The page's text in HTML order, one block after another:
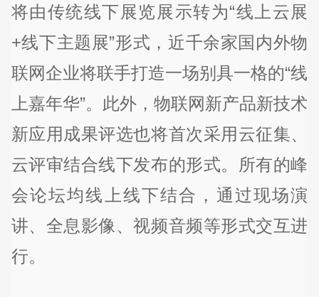
将由传统线下展览展示转为“线上云展
+线下主题展”形式，近千余家国内外物
联网企业将联手打造一场别具一格的“线
上嘉年华”。此外，物联网新产品新技术
新应用成果评选也将首次采用云征集、
云评审结合线下发布的形式。所有的峰
会论坛均线上线下结合，通过现场演
讲、全息影像、视频音频等形式交互进
行。